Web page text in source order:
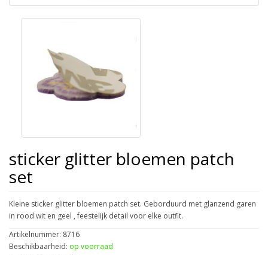
sticker glitter bloemen patch
set
Kleine sticker glitter bloemen patch set. Geborduurd met glanzend garen
in rood wit en geel , feestelijk detail voor elke outfit.
Artikelnummer: 8716
Beschikbaarheid: op voorraad